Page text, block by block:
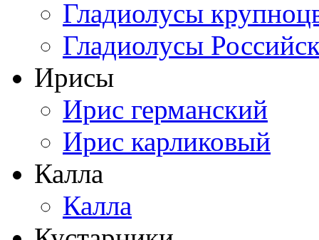
Гладиолусы
Гладиолусы
Ирисы
Ирис германский
Ирис карликовый
Калла
Калла